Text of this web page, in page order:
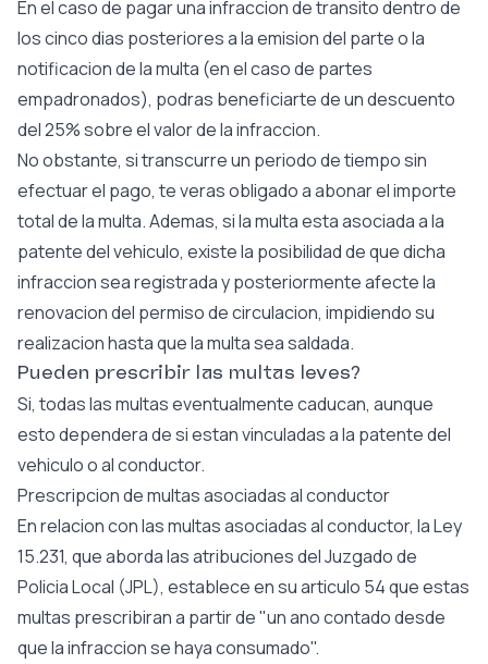
En el caso de pagar una infraccion de transito dentro de
los cinco dias posteriores a la emision del parte o la
notificacion de la multa (en el caso de partes
empadronados), podras beneficiarte de un descuento
del 25% sobre el valor de la infraccion.
No obstante, si transcurre un periodo de tiempo sin
efectuar el pago, te veras obligado a abonar el importe
total de la multa. Ademas, si la multa esta asociada a la
patente del vehiculo, existe la posibilidad de que dicha
infraccion sea registrada y posteriormente afecte la
renovacion del permiso de circulacion, impidiendo su
realizacion hasta que la multa sea saldada.
Pueden prescribir las multas leves?
Si, todas las multas eventualmente caducan, aunque
esto dependera de si estan vinculadas a la patente del
vehiculo o al conductor.
Prescripcion de multas asociadas al conductor
En relacion con las multas asociadas al conductor, la Ley
15.231, que aborda las atribuciones del Juzgado de
Policia Local (JPL), establece en su articulo 54 que estas
multas prescribiran a partir de "un ano contado desde
que la infraccion se haya consumado".